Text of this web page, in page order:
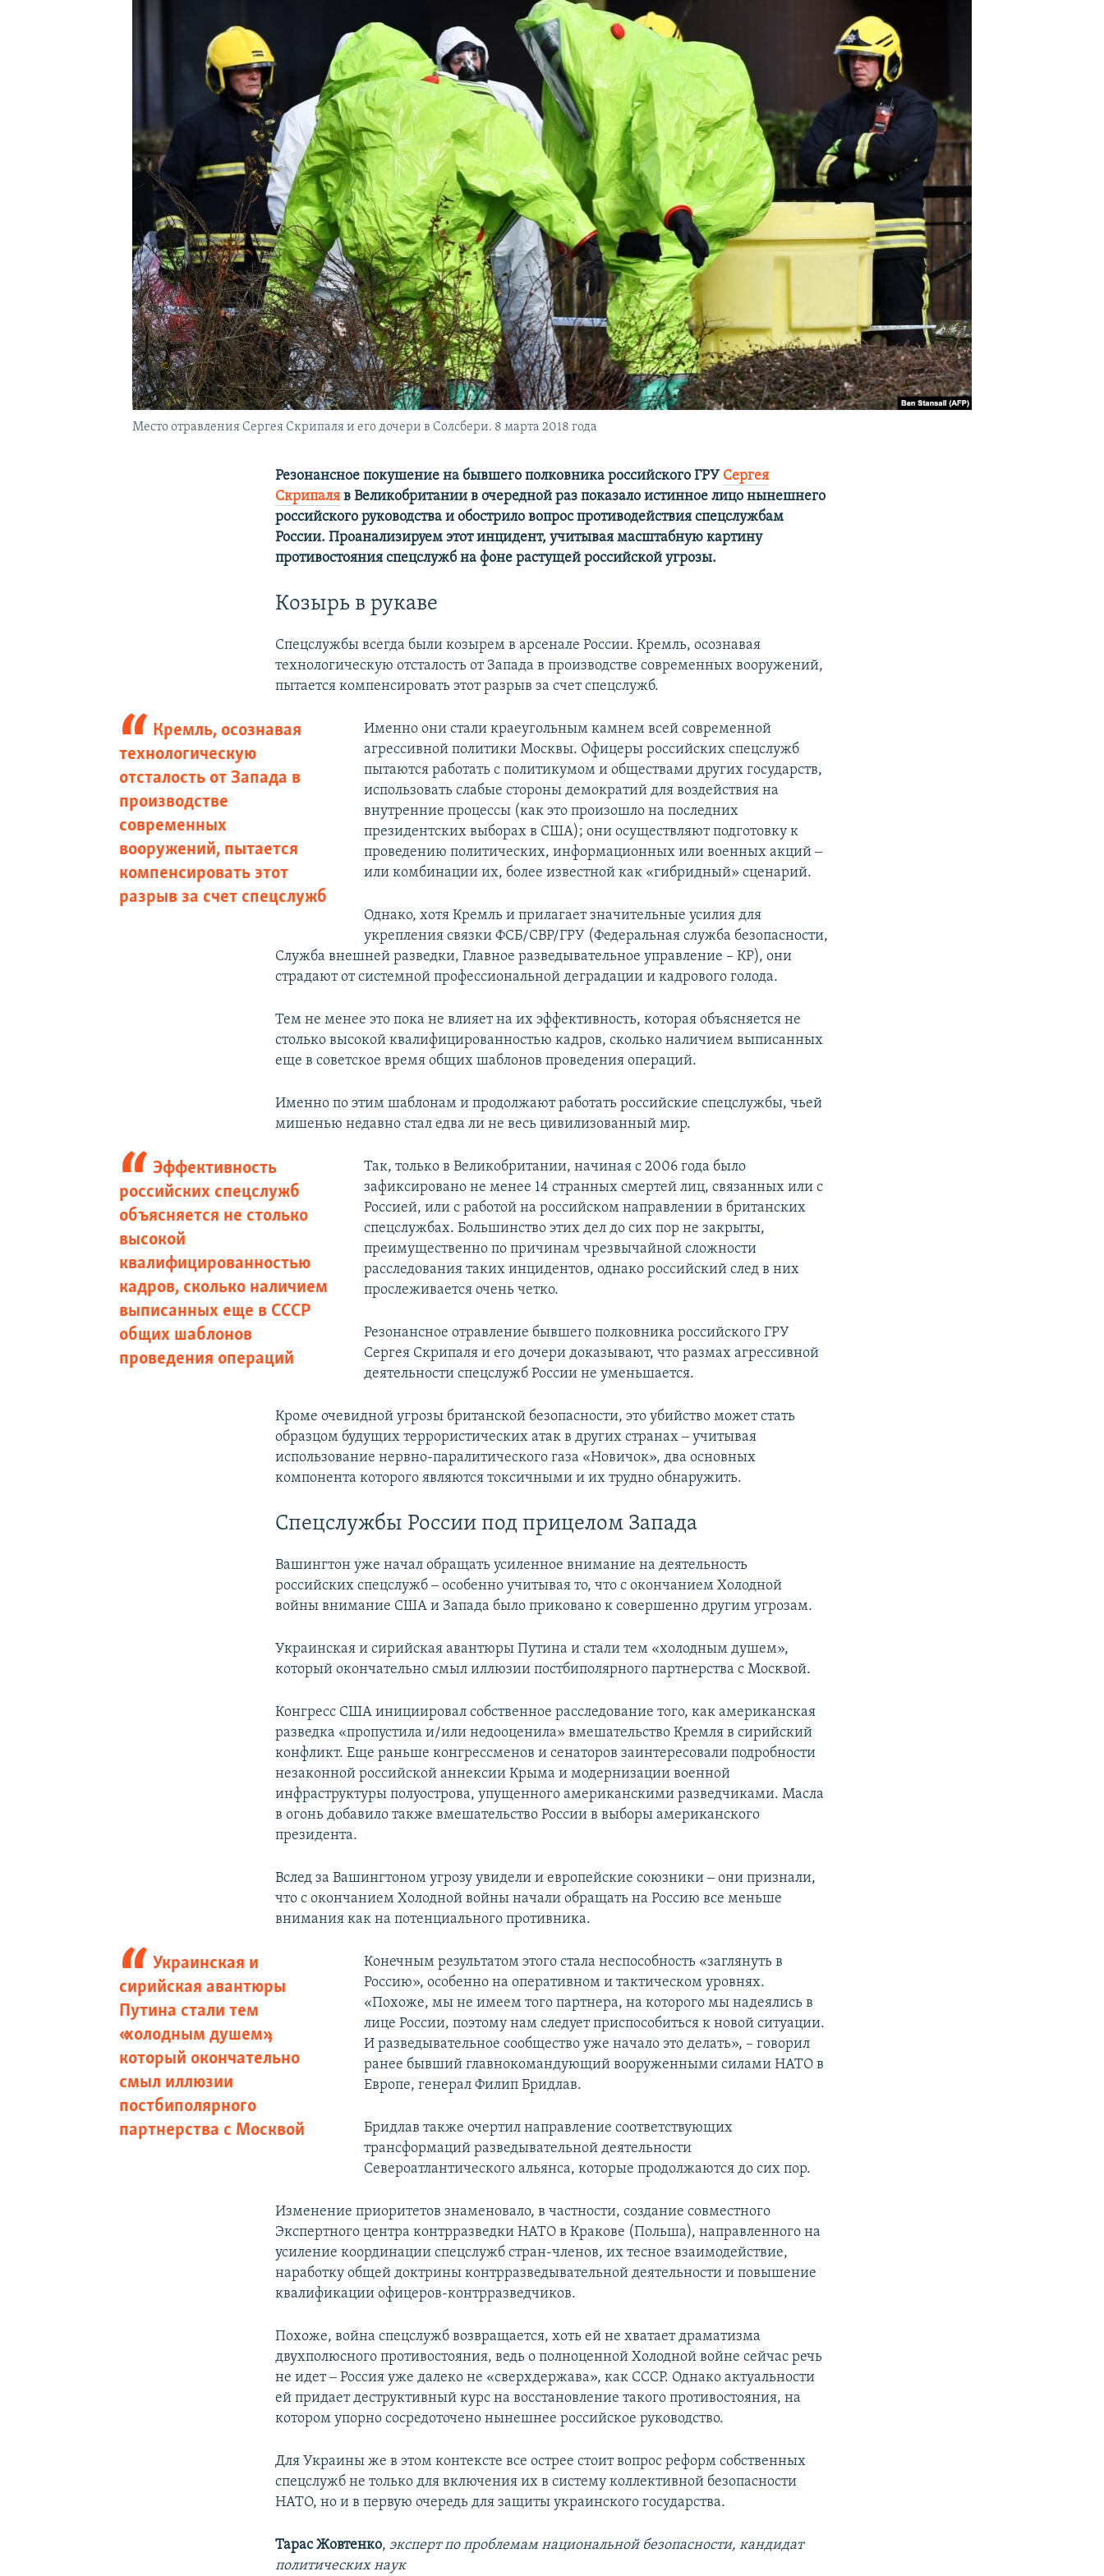
Место отравления Сергея Скрипаля и его дочери в Солсбери. 8 марта 2018 года
Резонансное покушение на бывшего полковника российского ГРУ Сергея
Скрипаля в Великобритании в очередной раз показало истинное лицо нынешнего
российского руководства и обострило вопрос противодействия спецслужбам
России. Проанализируем этот инцидент, учитывая масштабную картину
противостояния спецслужб на фоне растущей российской угрозы.
Козырь в рукаве
Спецслужбы всегда были козырем в арсенале России. Кремль, осознавая
технологическую отсталость от Запада в производстве современных вооружений,
пытается компенсировать этот разрыв за счет спецслужб.
Кремль, осознавая
технологическую
отсталость от Запада в
производстве
современных
вооружений, пытается
компенсировать этот
разрыв за счет спецслужб
Именно они стали краеугольным камнем всей современной
агрессивной политики Москвы. Офицеры российских спецслужб
пытаются работать с политикумом и обществами других государств,
использовать слабые стороны демократий для воздействия на
внутренние процессы (как это произошло на последних
президентских выборах в США); они осуществляют подготовку к
проведению политических, информационных или военных акций ‒
или комбинации их, более известной как «гибридный» сценарий.
Однако, хотя Кремль и прилагает значительные усилия для
укрепления связки ФСБ/СВР/ГРУ (Федеральная служба безопасности,
Служба внешней разведки, Главное разведывательное управление – КР), они
страдают от системной профессиональной деградации и кадрового голода.
Тем не менее это пока не влияет на их эффективность, которая объясняется не
столько высокой квалифицированностью кадров, сколько наличием выписанных
еще в советское время общих шаблонов проведения операций.
Именно по этим шаблонам и продолжают работать российские спецслужбы, чьей
мишенью недавно стал едва ли не весь цивилизованный мир.
Эффективность
российских спецслужб
объясняется не столько
высокой
квалифицированностью
кадров, сколько наличием
выписанных еще в СССР
общих шаблонов
проведения операций
Так, только в Великобритании, начиная с 2006 года было
зафиксировано не менее 14 странных смертей лиц, связанных или с
Россией, или с работой на российском направлении в британских
спецслужбах. Большинство этих дел до сих пор не закрыты,
преимущественно по причинам чрезвычайной сложности
расследования таких инцидентов, однако российский след в них
прослеживается очень четко.
Резонансное отравление бывшего полковника российского ГРУ
Сергея Скрипаля и его дочери доказывают, что размах агрессивной
деятельности спецслужб России не уменьшается.
Кроме очевидной угрозы британской безопасности, это убийство может стать
образцом будущих террористических атак в других странах ‒ учитывая
использование нервно-паралитического газа «Новичок», два основных
компонента которого являются токсичными и их трудно обнаружить.
Спецслужбы России под прицелом Запада
Вашингтон уже начал обращать усиленное внимание на деятельность
российских спецслужб ‒ особенно учитывая то, что с окончанием Холодной
войны внимание США и Запада было приковано к совершенно другим угрозам.
Украинская и сирийская авантюры Путина и стали тем «холодным душем»,
который окончательно смыл иллюзии постбиполярного партнерства с Москвой.
Конгресс США инициировал собственное расследование того, как американская
разведка «пропустила и/или недооценила» вмешательство Кремля в сирийский
конфликт. Еще раньше конгрессменов и сенаторов заинтересовали подробности
незаконной российской аннексии Крыма и модернизации военной
инфраструктуры полуострова, упущенного американскими разведчиками. Масла
в огонь добавило также вмешательство России в выборы американского
президента.
Вслед за Вашингтоном угрозу увидели и европейские союзники ‒ они признали,
что с окончанием Холодной войны начали обращать на Россию все меньше
внимания как на потенциального противника.
Украинская и
сирийская авантюры
Путина стали тем
«холодным душем»,
который окончательно
смыл иллюзии
постбиполярного
партнерства с Москвой
Конечным результатом этого стала неспособность «заглянуть в
Россию», особенно на оперативном и тактическом уровнях.
«Похоже, мы не имеем того партнера, на которого мы надеялись в
лице России, поэтому нам следует приспособиться к новой ситуации.
И разведывательное сообщество уже начало это делать», – говорил
ранее бывший главнокомандующий вооруженными силами НАТО в
Европе, генерал Филип Бридлав.
Бридлав также очертил направление соответствующих
трансформаций разведывательной деятельности
Североатлантического альянса, которые продолжаются до сих пор.
Изменение приоритетов знаменовало, в частности, создание совместного
Экспертного центра контрразведки НАТО в Кракове (Польша), направленного на
усиление координации спецслужб стран-членов, их тесное взаимодействие,
наработку общей доктрины контрразведывательной деятельности и повышение
квалификации офицеров-контрразведчиков.
Похоже, война спецслужб возвращается, хоть ей не хватает драматизма
двухполюсного противостояния, ведь о полноценной Холодной войне сейчас речь
не идет ‒ Россия уже далеко не «сверхдержава», как СССР. Однако актуальности
ей придает деструктивный курс на восстановление такого противостояния, на
котором упорно сосредоточено нынешнее российское руководство.
Для Украины же в этом контексте все острее стоит вопрос реформ собственных
спецслужб не только для включения их в систему коллективной безопасности
НАТО, но и в первую очередь для защиты украинского государства.
Тарас Жовтенко, эксперт по проблемам национальной безопасности, кандидат
политических наук